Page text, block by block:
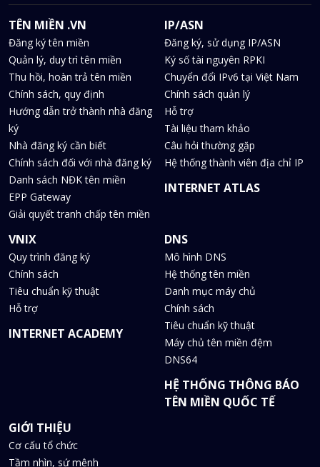
TÊN MIỀN .VN
Đăng ký tên miền
Quản lý, duy trì tên miền
Thu hồi, hoàn trả tên miền
Chính sách, quy định
Hướng dẫn trở thành nhà đăng
ký
Nhà đăng ký cần biết
Chính sách đối với nhà đăng ký
Danh sách NĐK tên miền
EPP Gateway
Giải quyết tranh chấp tên miền
IP/ASN
Đăng ký, sử dụng IP/ASN
Ký số tài nguyên RPKI
Chuyển đổi IPv6 tại Việt Nam
Chính sách quản lý
Hỗ trợ
Tài liệu tham khảo
Câu hỏi thường gặp
Hệ thống thành viên địa chỉ IP
INTERNET ATLAS
VNIX
Quy trình đăng ký
Chính sách
Tiêu chuẩn kỹ thuật
Hỗ trợ
INTERNET ACADEMY
DNS
Mô hình DNS
Hệ thống tên miền
Danh mục máy chủ
Chính sách
Tiêu chuẩn kỹ thuật
Máy chủ tên miền đệm
DNS64
HỆ THỐNG THÔNG BÁO
TÊN MIỀN QUỐC TẾ
GIỚI THIỆU
Cơ cấu tổ chức
Tầm nhìn, sứ mệnh